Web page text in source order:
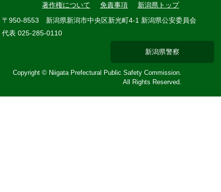
著作権について 免責事項
新潟県トップ
〒950-8553 新潟県新潟市中央区新光町4-1 新潟県公安委員会
代表 025-285-0110
新潟県警察
Copyright © Niigata Prefectural Public Safety Commission.
All Rights Reserved.